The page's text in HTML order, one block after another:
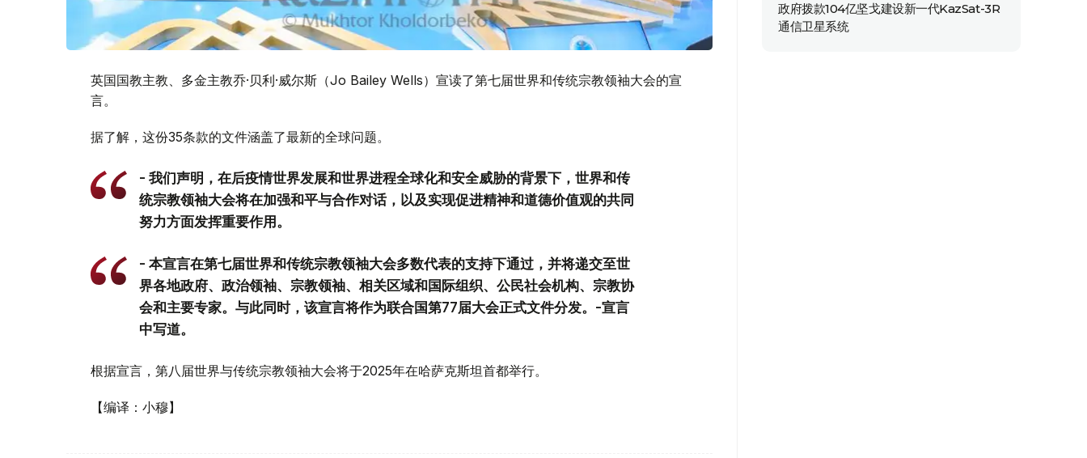
英国国教主教、多金主教乔·贝利·威尔斯（Jo Bailey Wells）宣读了第七届世界和传统宗教领袖大会的宣
言。
据了解，这份35条款的文件涵盖了最新的全球问题。
- 我们声明，在后疫情世界发展和世界进程全球化和安全威胁的背景下，世界和传
统宗教领袖大会将在加强和平与合作对话，以及实现促进精神和道德价值观的共同
努力方面发挥重要作用。
- 本宣言在第七届世界和传统宗教领袖大会多数代表的支持下通过，并将递交至世
界各地政府、政治领袖、宗教领袖、相关区域和国际组织、公民社会机构、宗教协
会和主要专家。与此同时，该宣言将作为联合国第77届大会正式文件分发。-宣言
中写道。
根据宣言，第八届世界与传统宗教领袖大会将于2025年在哈萨克斯坦首都举行。
【编译：小穆】
政府拨款104亿坚戈建设新一代KazSat-3R
通信卫星系统